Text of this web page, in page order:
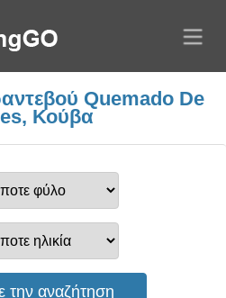
Quemado De
Κούβα